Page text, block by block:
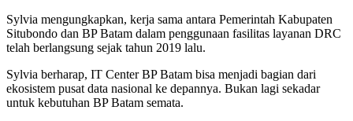
Sylvia mengungkapkan, kerja sama antara Pemerintah Kabupaten
Situbondo dan BP Batam dalam penggunaan fasilitas layanan DRC
telah berlangsung sejak tahun 2019 lalu.
Sylvia berharap, IT Center BP Batam bisa menjadi bagian dari
ekosistem pusat data nasional ke depannya. Bukan lagi sekadar
untuk kebutuhan BP Batam semata.